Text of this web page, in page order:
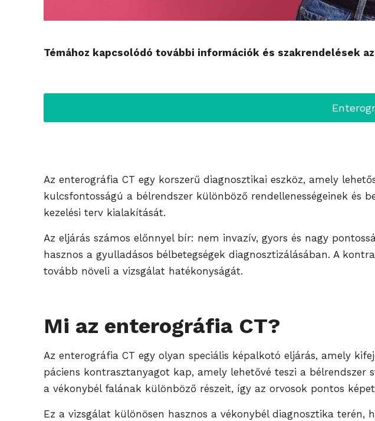
Témához kapcsolódó további információk és szakrendelések
Az enterográfia CT egy korszerű diagnosztikai eszköz, amely
kulcsfontosságú a bélrendszer különböző rendellenességeinek és
kezelési terv kialakítását.
Az eljárás számos előnnyel bír: nem invazív, gyors és nagy
hasznos a gyulladásos bélbetegségek diagnosztizálásában. A
tovább növeli a vizsgálat hatékonyságát.
Mi az enterográfia CT?
Az enterográfia CT egy olyan speciális képalkotó eljárás, amely
páciens kontrasztanyagot kap, amely lehetővé teszi a
a vékonybél falának különböző részeit, így az orvosok pontos
Ez a vizsgálat különösen hasznos a vékonybél diagnosztika